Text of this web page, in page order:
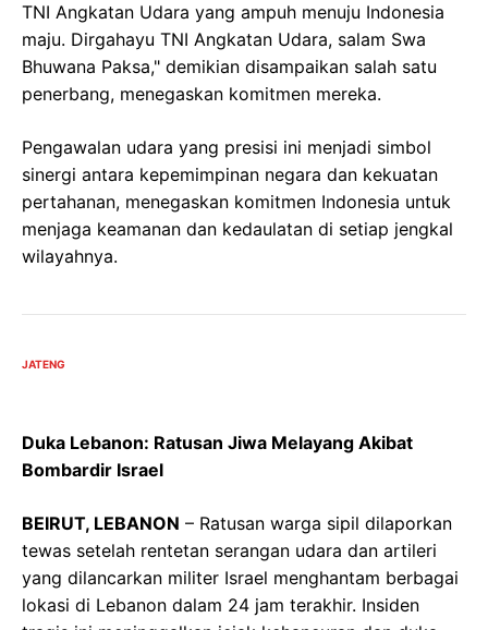
TNI Angkatan Udara yang ampuh menuju Indonesia
maju. Dirgahayu TNI Angkatan Udara, salam Swa
Bhuwana Paksa," demikian disampaikan salah satu
penerbang, menegaskan komitmen mereka.
Pengawalan udara yang presisi ini menjadi simbol
sinergi antara kepemimpinan negara dan kekuatan
pertahanan, menegaskan komitmen Indonesia untuk
menjaga keamanan dan kedaulatan di setiap jengkal
wilayahnya.
JATENG
Duka Lebanon: Ratusan Jiwa Melayang Akibat
Bombardir Israel
BEIRUT, LEBANON – Ratusan warga sipil dilaporkan
tewas setelah rentetan serangan udara dan artileri
yang dilancarkan militer Israel menghantam berbagai
lokasi di Lebanon dalam 24 jam terakhir. Insiden